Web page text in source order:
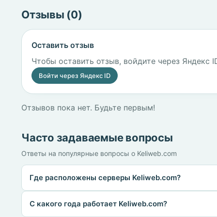
Отзывы (0)
Оставить отзыв
Чтобы оставить отзыв, войдите через Яндекс
Войти через Яндекс ID
Отзывов пока нет. Будьте первым!
Часто задаваемые вопросы
Ответы на популярные вопросы о Keliweb.com
Где расположены серверы Keliweb.com?
С какого года работает Keliweb.com?